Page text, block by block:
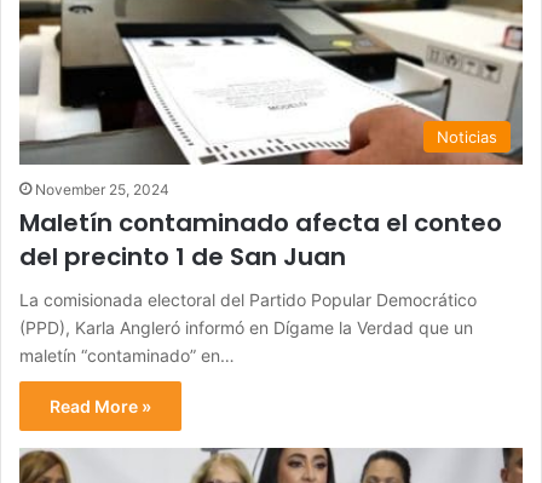
Noticias
November 25, 2024
Maletín contaminado afecta el conteo
del precinto 1 de San Juan
La comisionada electoral del Partido Popular Democrático
(PPD), Karla Angleró informó en Dígame la Verdad que un
maletín “contaminado” en…
Read More »